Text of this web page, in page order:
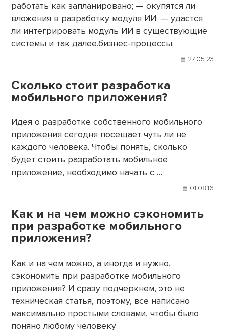
работать как запланировано; — окупятся ли
вложения в разработку модуля ИИ; — удастся
ли интегрировать модуль ИИ в существующие
системы и так далее.бизнес-процессы.
27.05.23
Сколько стоит разработка
мобильного приложения?
Идея о разработке собственного мобильного
приложения сегодня посещает чуть ли не
каждого человека. Чтобы понять, сколько
будет стоить разработать мобильное
приложение, необходимо начать с …
01.08.16
Как и на чем можно сэкономить
при разработке мобильного
приложения?
Как и на чем можно, а иногда и нужно,
сэкономить при разработке мобильного
приложения? И сразу подчеркнем, это не
техническая статья, поэтому, все написано
максимально простыми словами, чтобы было
поняно любому человеку